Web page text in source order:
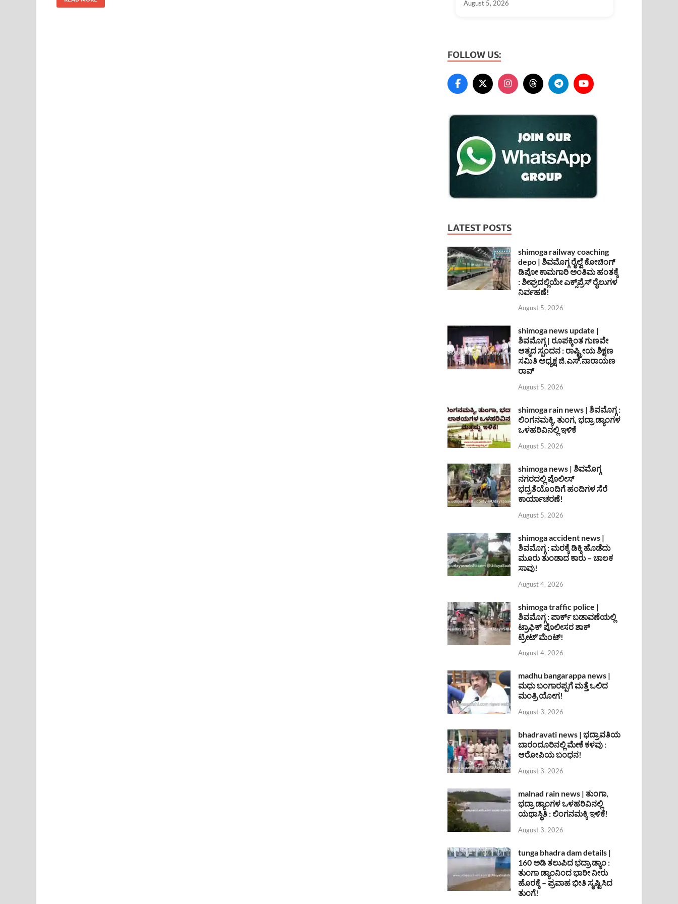
August 5, 2026
FOLLOW US:
LATEST POSTS
shimoga railway coaching
depo | ಶಿವಮೊಗ್ಗ ರೈಲ್ವೆ ಕೋಚಿಂಗ್
ಡಿಪೋ ಕಾಮಗಾರಿ ಅಂತಿಮ ಹಂತಕ್ಕೆ
: ಶೀಘ್ರದಲ್ಲಿಯೇ ಎಕ್ಸ್‌ಪ್ರೆಸ್ ರೈಲುಗಳ
ನಿರ್ವಹಣೆ!
August 5, 2026
shimoga news update |
ಶಿವಮೊಗ್ಗ | ರೂಪಕ್ಕಿಂತ ಗುಣವೇ
ಆತ್ಮದ ಸ್ಪಂದನ : ರಾಷ್ಟ್ರೀಯ ಶಿಕ್ಷಣ
ಸಮಿತಿ ಅಧ್ಯಕ್ಷ ಜಿ.ಎಸ್.ನಾರಾಯಣ
ರಾವ್
August 5, 2026
shimoga rain news | ಶಿವಮೊಗ್ಗ :
ಲಿಂಗನಮಕ್ಕಿ, ತುಂಗ, ಭದ್ರಾ ಡ್ಯಾಂಗಳ
ಒಳಹರಿವಿನಲ್ಲಿ ಇಳಿಕೆ
August 5, 2026
shimoga news | ಶಿವಮೊಗ್ಗ
ನಗರದಲ್ಲಿ ಪೊಲೀಸ್
ಭದ್ರತೆಯೊಂದಿಗೆ ಹಂದಿಗಳ ಸೆರೆ
ಕಾರ್ಯಾಚರಣೆ!
August 5, 2026
shimoga accident news |
ಶಿವಮೊಗ್ಗ : ಮರಕ್ಕೆ ಡಿಕ್ಕಿ ಹೊಡೆದು
ಮೂರು ತುಂಡಾದ ಕಾರು – ಚಾಲಕ
ಸಾವು!
August 4, 2026
shimoga traffic police |
ಶಿವಮೊಗ್ಗ : ಪಾರ್ಕ್ ಬಡಾವಣೆಯಲ್ಲಿ
ಟ್ರಾಫಿಕ್ ಪೊಲೀಸರ ಶಾಕ್
ಟ್ರೀಟ್’ಮೆಂಟ್!
August 4, 2026
madhu bangarappa news |
ಮಧು ಬಂಗಾರಪ್ಪಗೆ ಮತ್ತೆ ಒಲಿದ
ಮಂತ್ರಿ ಯೋಗ!
August 3, 2026
bhadravati news | ಭದ್ರಾವತಿಯ
ಬಾರಂದೂರಿನಲ್ಲಿ ಮೇಕೆ ಕಳವು :
ಆರೋಪಿಯ ಬಂಧನ!
August 3, 2026
malnad rain news | ತುಂಗಾ,
ಭದ್ರಾ ಡ್ಯಾಂಗಳ ಒಳಹರಿವಿನಲ್ಲಿ
ಯಥಾಸ್ಥಿತಿ : ಲಿಂಗನಮಕ್ಕಿ ಇಳಿಕೆ!
August 3, 2026
tunga bhadra dam details |
160 ಅಡಿ ತಲುಪಿದ ಭದ್ರಾ ಡ್ಯಾಂ :
ತುಂಗಾ ಡ್ಯಾಂನಿಂದ ಭಾರೀ ನೀರು
ಹೊರಕ್ಕೆ – ಪ್ರವಾಹ ಭೀತಿ ಸೃಷ್ಟಿಸಿದ
ತುಂಗೆ!